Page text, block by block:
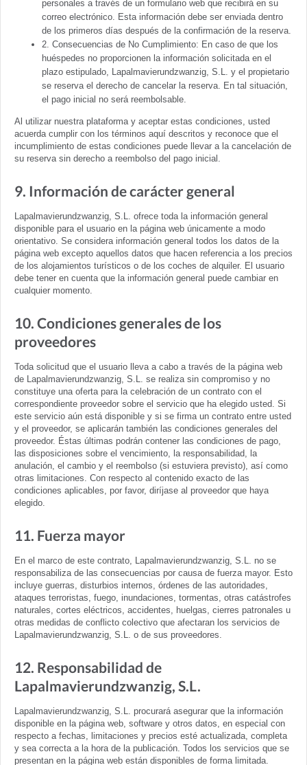
personales a través de un formulario web que recibirá en su
correo electrónico. Esta información debe ser enviada dentro
de los primeros días después de la confirmación de la reserva.
2. Consecuencias de No Cumplimiento: En caso de que los
huéspedes no proporcionen la información solicitada en el
plazo estipulado, Lapalmavierundzwanzig, S.L. y el propietario
se reserva el derecho de cancelar la reserva. En tal situación,
el pago inicial no será reembolsable.
Al utilizar nuestra plataforma y aceptar estas condiciones, usted
acuerda cumplir con los términos aquí descritos y reconoce que el
incumplimiento de estas condiciones puede llevar a la cancelación de
su reserva sin derecho a reembolso del pago inicial.
9. Información de carácter general
Lapalmavierundzwanzig, S.L. ofrece toda la información general
disponible para el usuario en la página web únicamente a modo
orientativo. Se considera información general todos los datos de la
página web excepto aquellos datos que hacen referencia a los precios
de los alojamientos turísticos o de los coches de alquiler. El usuario
debe tener en cuenta que la información general puede cambiar en
cualquier momento.
10. Condiciones generales de los
proveedores
Toda solicitud que el usuario lleva a cabo a través de la página web
de Lapalmavierundzwanzig, S.L. se realiza sin compromiso y no
constituye una oferta para la celebración de un contrato con el
correspondiente proveedor sobre el servicio que ha elegido usted. Si
este servicio aún está disponible y si se firma un contrato entre usted
y el proveedor, se aplicarán también las condiciones generales del
proveedor. Éstas últimas podrán contener las condiciones de pago,
las disposiciones sobre el vencimiento, la responsabilidad, la
anulación, el cambio y el reembolso (si estuviera previsto), así como
otras limitaciones. Con respecto al contenido exacto de las
condiciones aplicables, por favor, diríjase al proveedor que haya
elegido.
11. Fuerza mayor
En el marco de este contrato, Lapalmavierundzwanzig, S.L. no se
responsabiliza de las consecuencias por causa de fuerza mayor. Esto
incluye guerras, disturbios internos, órdenes de las autoridades,
ataques terroristas, fuego, inundaciones, tormentas, otras catástrofes
naturales, cortes eléctricos, accidentes, huelgas, cierres patronales u
otras medidas de conflicto colectivo que afectaran los servicios de
Lapalmavierundzwanzig, S.L. o de sus proveedores.
12. Responsabilidad de
Lapalmavierundzwanzig, S.L.
Lapalmavierundzwanzig, S.L. procurará asegurar que la información
disponible en la página web, software y otros datos, en especial con
respecto a fechas, limitaciones y precios esté actualizada, completa
y sea correcta a la hora de la publicación. Todos los servicios que se
presentan en la página web están disponibles de forma limitada.